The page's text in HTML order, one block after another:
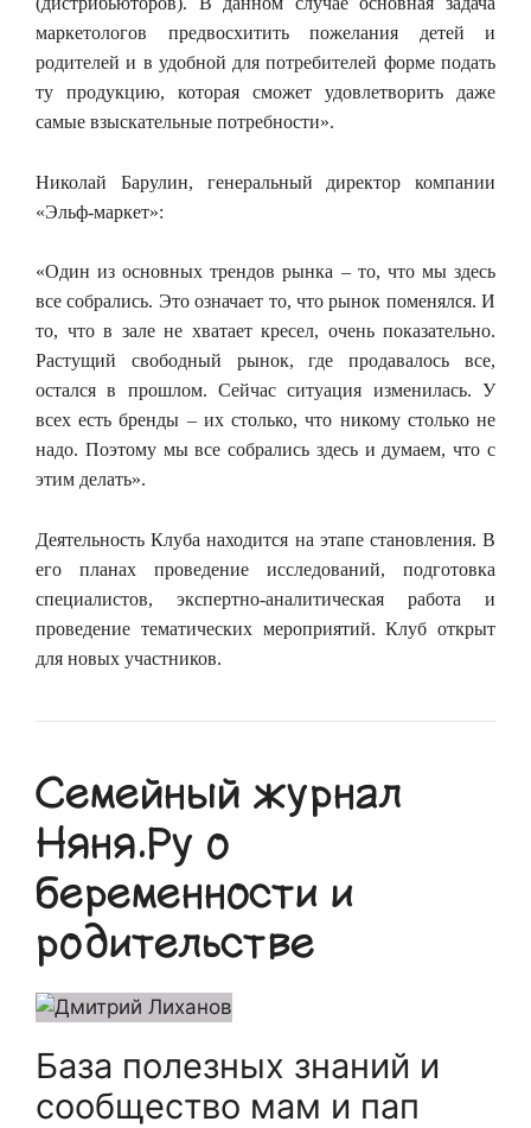
маркетологов предвосхитить пожелания детей и
родителей и в удобной для потребителей форме подать
ту продукцию, которая сможет удовлетворить даже
самые взыскательные потребности».
Николай Барулин, генеральный директор компании
«Эльф-маркет»:
«Один из основных трендов рынка – то, что мы здесь
все собрались. Это означает то, что рынок поменялся. И
то, что в зале не хватает кресел, очень показательно.
Растущий свободный рынок, где продавалось все,
остался в прошлом. Сейчас ситуация изменилась. У
всех есть бренды – их столько, что никому столько не
надо. Поэтому мы все собрались здесь и думаем, что с
этим делать».
Деятельность Клуба находится на этапе становления. В
его планах проведение исследований, подготовка
специалистов, экспертно-аналитическая работа и
проведение тематических мероприятий. Клуб открыт
для новых участников.
Семейный журнал
Няня.Ру о
беременности и
родительстве
База полезных знаний и
сообщество мам и пап